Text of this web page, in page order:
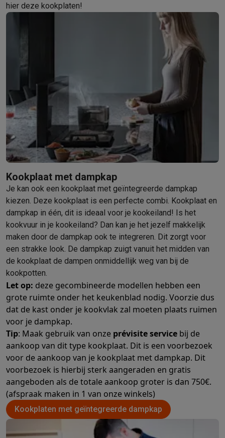
hier deze kookplaten!
Kookplaat met dampkap
Je kan ook een kookplaat met geïntegreerde dampkap
kiezen. Deze kookplaat is een perfecte combi. Kookplaat en
dampkap in één, dit is ideaal voor je kookeiland! Is het
kookvuur in je kookeiland? Dan kan je het jezelf makkelijk
maken door de dampkap ook te integreren. Dit zorgt voor
een strakke look. De dampkap zuigt vanuit het midden van
de kookplaat de dampen onmiddellijk weg van bij de
kookpotten.
Let op: deze gecombineerde modellen hebben een
grote ruimte onder het keukenblad nodig. Voorzie dus
dat de kast onder je kookvlak zal moeten plaats ruimen
voor je dampkap.
Tip: Maak gebruik van onze prévisite service bij de
aankoop van dit type kookplaat. Dit is een voorbezoek
voor de aankoop van je kookplaat met dampkap. Dit
voorbezoek is hierbij sterk aangeraden en gratis
aangeboden als de totale aankoop groter is dan 750€.
(afspraak maken in 1 van onze winkels)
Kookplaten met geïntegreerde dampkap